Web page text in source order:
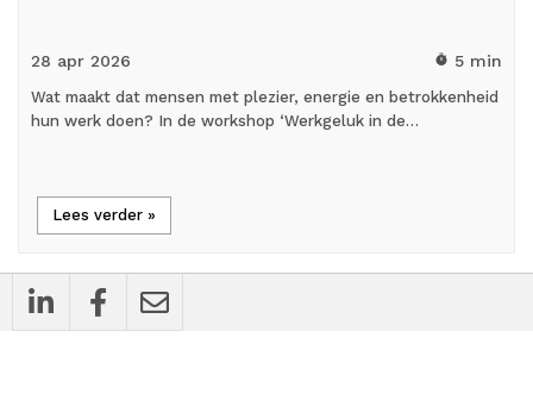
28 apr 2026 timer 5 min
Wat maakt dat mensen met plezier, energie en betrokkenheid
hun werk doen? In de workshop ‘Werkgeluk in de…
Lees verder »